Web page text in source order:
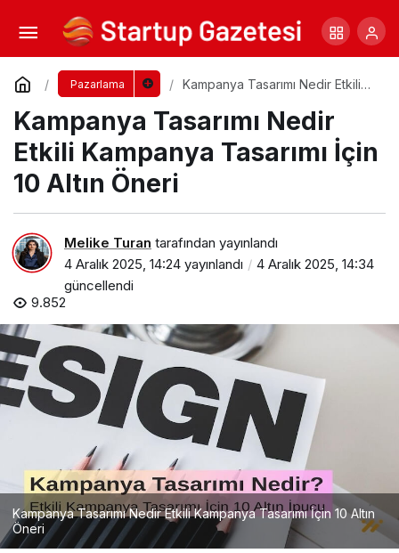
Pazarlama
Kampanya Tasarımı Nedir Etkili
Öneri
Kampanya Tasarımı Nedir
Etkili Kampanya Tasarımı İçin
10 Altın Öneri
Melike Turan tarafından yayınlandı
4 Aralık 2025, 14:24 yayınlandı
4 Aralık 2025, 14:34
güncellendi
9.852
Kampanya Tasarımı Nedir Etkili Kampanya Tasarımı İçin 10 Altın
Öneri
Influencer Pazarlama Nedir? Etkili
Influencer Pazarlama için 10 Altın İpucu
Yorum Yap Paylaş